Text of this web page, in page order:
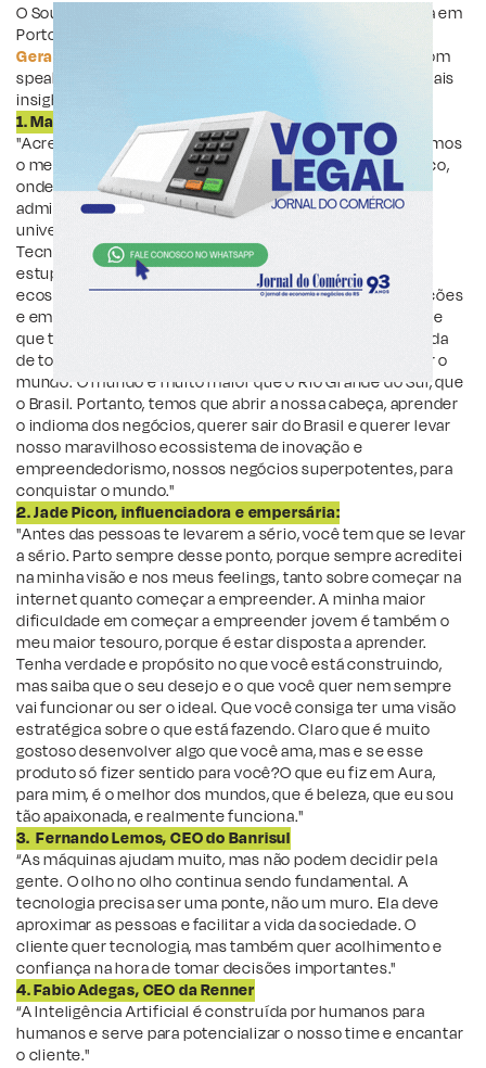
O South Summit Brazil, que aconteceu na última semana em
Porto Alegre, deixou interessantes para o público. O
GeraçãoE
acompanhou diversos painéis e conversou com
speakers de diferentes áreas. Confira alguns dos principais
insights do evento:
1. María Benjumea, fundadora do South Summit:
"Acredito que no Rio Grande do Sul e em Porto Alegre temos
o melhor e mais difícil. Temos um ecossistema muito rico,
onde todos os atores estão superenvolvidos: as
administrações, as instituições, os políticos. Temos
universidades envolvidas e muito consicentes. Temos o
Tecnopuc, que é alucinante. Temos organizações
estupendas, como o Instituto Caldeira. Temos um
ecossistema de startups, de investimentos, de corporações
e empresários muito conhecidos e muito conscientes de
que temos que trabalhar todos juntos para melhorar a vida
de todos. A única coisa que nos falta é querer conquistar o
mundo. O mundo é muito maior que o Rio Grande do Sul, que
o Brasil. Portanto, temos que abrir a nossa cabeça, aprender
o indioma dos negócios, querer sair do Brasil e querer levar
nosso maravilhoso ecossistema de inovação e
empreendedorismo, nossos negócios superpotentes, para
conquistar o mundo."
2. Jade Picon, influenciadora e empersária:
"Antes das pessoas te levarem a sério, você tem que se levar
a sério. Parto sempre desse ponto, porque sempre acreditei
na minha visão e nos meus feelings, tanto sobre começar na
internet quanto começar a empreender. A minha maior
dificuldade em começar a empreender jovem é também o
meu maior tesouro, porque é estar disposta a aprender.
Tenha verdade e propósito no que você está construindo,
mas saiba que o seu desejo e o que você quer nem sempre
vai funcionar ou ser o ideal. Que você consiga ter uma visão
estratégica sobre o que está fazendo. Claro que é muito
gostoso desenvolver algo que você ama, mas e se esse
produto só fizer sentido para você?O que eu fiz em Aura,
para mim, é o melhor dos mundos, que é beleza, que eu sou
tão apaixonada, e realmente funciona."
3. Fernando Lemos, CEO do Banrisul
“As máquinas ajudam muito, mas não podem decidir pela
gente. O olho no olho continua sendo fundamental. A
tecnologia precisa ser uma ponte, não um muro. Ela deve
aproximar as pessoas e facilitar a vida da sociedade. O
cliente quer tecnologia, mas também quer acolhimento e
confiança na hora de tomar decisões importantes."
4. Fabio Adegas, CEO da Renner
“A Inteligência Artificial é construída por humanos para
humanos e serve para potencializar o nosso time e encantar
o cliente."